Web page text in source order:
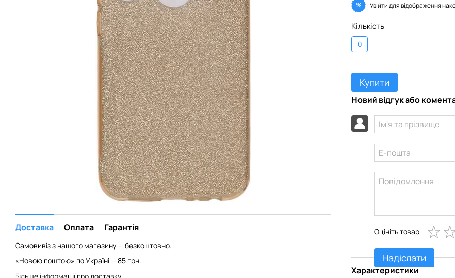
Доставка Оплата Гарантія
Самовивіз з нашого магазину — безкоштовно.
«Новою поштою» по Україні — 85 грн.
% Увійтидля відображення
Кількість
0
Купити
Новий відгук або
Оцініть товар
Надіслати
Характеристики